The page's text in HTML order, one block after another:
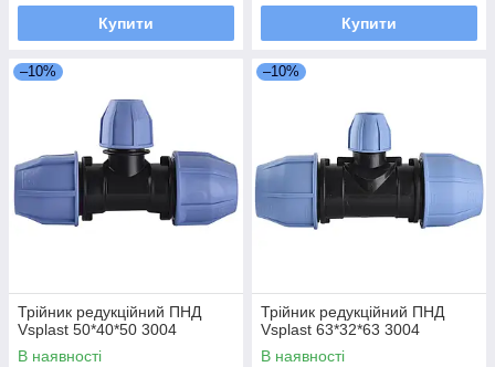
Купити Купити
–10%
Трійник редукційний ПНД
Vsplast 50*40*50 3004
В наявності
–10%
Трійник редукційний ПНД
Vsplast 63*32*63 3004
В наявності